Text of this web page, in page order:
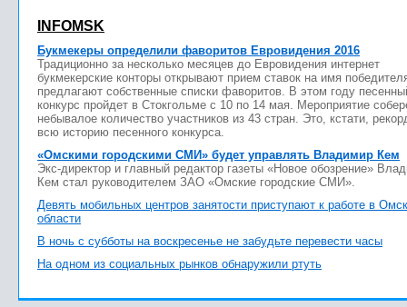
INFOMSK
Букмекеры определили фаворитов Евровидения 2016
Традиционно за несколько месяцев до Евровидения интернет
букмекерские конторы открывают прием ставок на имя
предлагают собственные списки фаворитов. В этом году
конкурс пройдет в Стокгольме с 10 по 14 мая. Мероприятие
небывалое количество участников из 43 стран. Это, кстати,
всю историю песенного конкурса.
«Омскими городскими СМИ» будет управлять Владимир Кем
Экс-директор и главный редактор газеты «Новое обозрение»
Кем стал руководителем ЗАО «Омские городские СМИ».
Девять мобильных центров занятости приступают к работе в
области
В ночь с субботы на воскресенье не забудьте перевести часы
На одном из социальных рынков обнаружили ртуть